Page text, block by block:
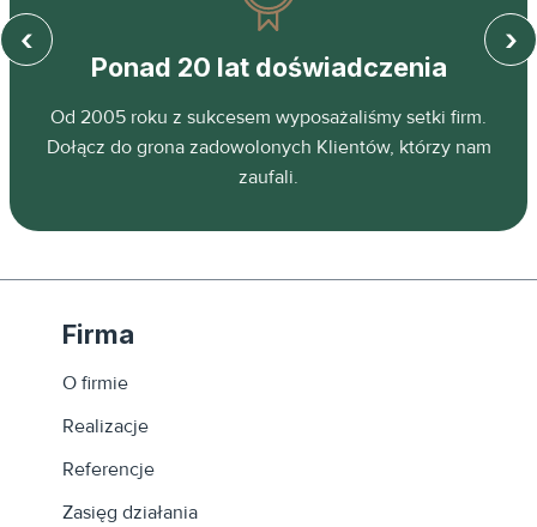
Ponad 20 lat doświadczenia
Od 2005 roku z sukcesem wyposażaliśmy setki firm.
Dołącz do grona zadowolonych Klientów, którzy nam
zaufali.
‹ ›
Firma
O firmie
Realizacje
Referencje
Zasięg działania